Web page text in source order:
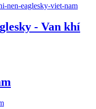
- Van khí